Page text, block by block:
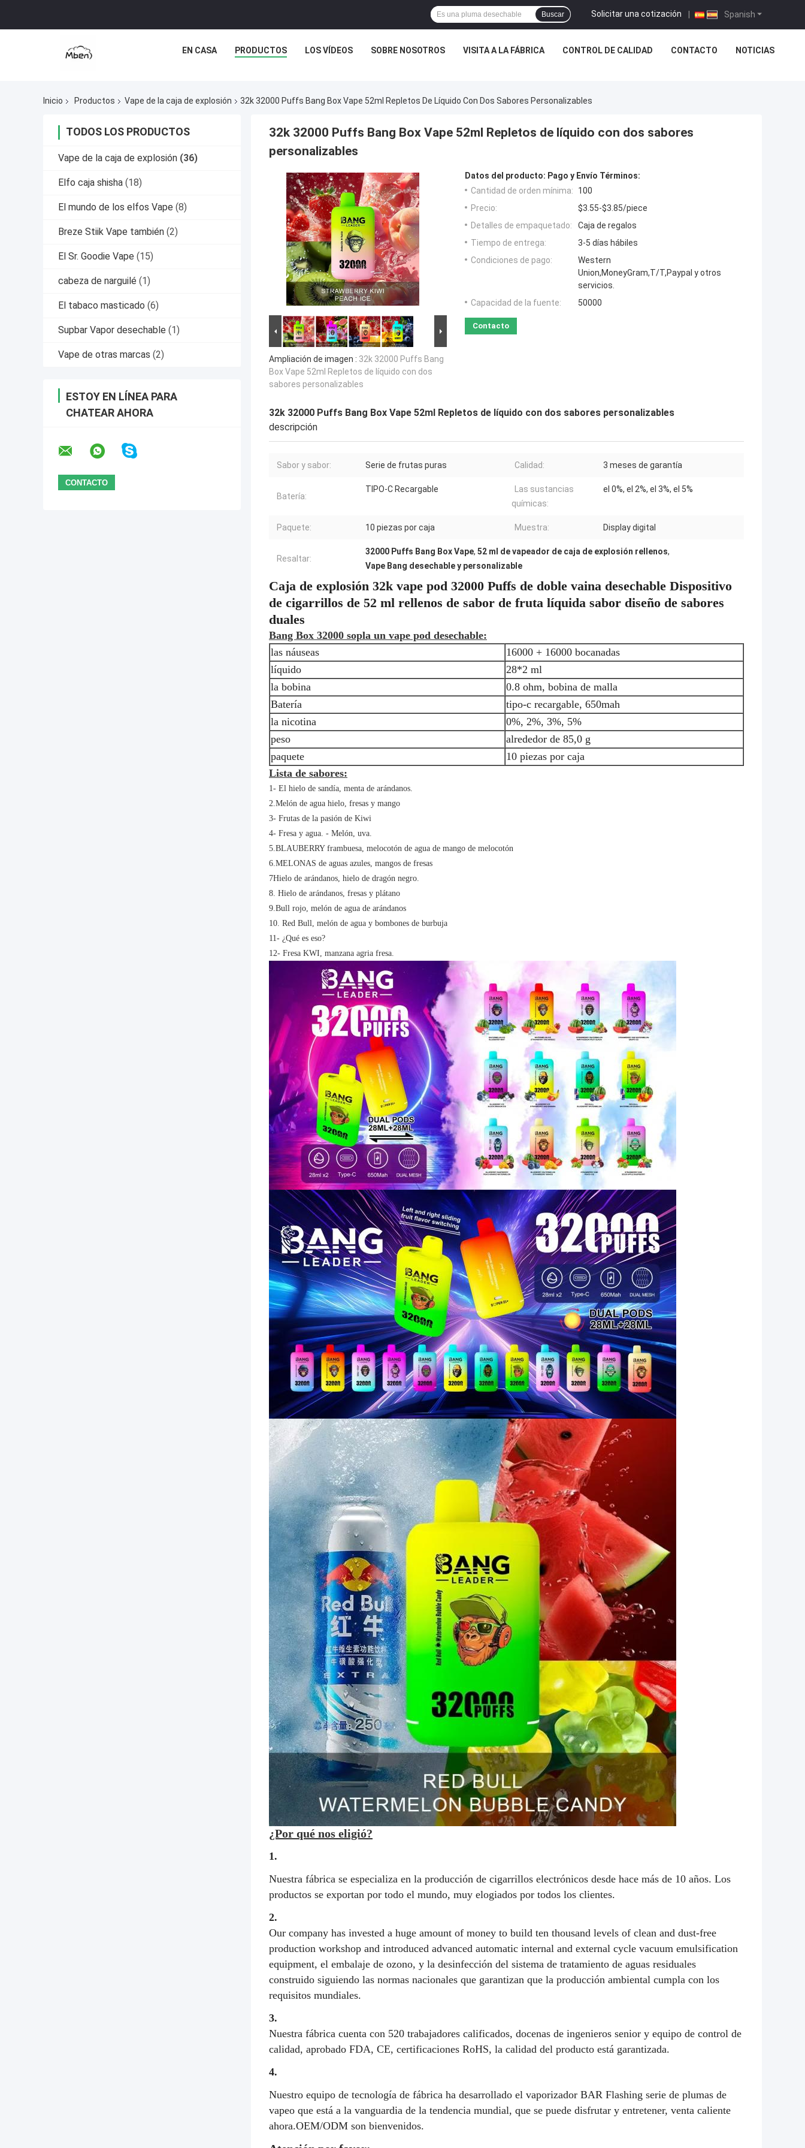
Spanish
Solicitar una cotización |
Buscar
EN CASA PRODUCTOS LOS VÍDEOS SOBRE NOSOTROS VISITA A LA FÁBRICA CONTROL DE CALIDAD CONTACTO NOTICIAS
Inicio Productos Vape de la caja de explosión 32k 32000 Puffs Bang Box Vape 52ml Repletos De Líquido Con Dos Sabores Personalizables
TODOS LOS PRODUCTOS
Vape de la caja de explosión (36)
Elfo caja shisha (18)
El mundo de los elfos Vape (8)
Breze Stiik Vape también (2)
El Sr. Goodie Vape (15)
cabeza de narguilé (1)
El tabaco masticado (6)
Supbar Vapor desechable (1)
Vape de otras marcas (2)
ESTOY EN LÍNEA PARA
CHATEAR AHORA
32k 32000 Puffs Bang Box Vape 52ml Repletos de líquido con dos sabores
personalizables
Ampliación de imagen : 32k 32000 Puffs Bang
Box Vape 52ml Repletos de líquido con dos
sabores personalizables
Datos del producto: Pago y Envío Términos:
Cantidad de orden mínima:
100
Precio:
$3.55-$3.85/piece
Detalles de empaquetado:
Caja de regalos
Tiempo de entrega:
3-5 días hábiles
Condiciones de pago:
Western
Union,MoneyGram,T/T,Paypal y otros
servicios.
Capacidad de la fuente:
50000
Contacto
32k 32000 Puffs Bang Box Vape 52ml Repletos de líquido con dos sabores personalizables
descripción
Sabor y sabor: Serie de frutas puras Calidad: 3 meses de garantía
Batería:
TIPO-C Recargable
Las sustancias
químicas:
el 0%, el 2%, el 3%, el 5%
Paquete: 10 piezas por caja Muestra: Display digital
Resaltar:
32000 Puffs Bang Box Vape, 52 ml de vapeador de caja de explosión rellenos,
Vape Bang desechable y personalizable
Caja de explosión 32k vape pod 32000 Puffs de doble vaina desechable Dispositivo
de cigarrillos de 52 ml rellenos de sabor de fruta líquida sabor diseño de sabores
duales
Bang Box 32000 sopla un vape pod desechable:
las náuseas
16000 + 16000 bocanadas
líquido
28*2 ml
la bobina
0.8 ohm, bobina de malla
Batería
tipo-c recargable, 650mah
la nicotina
0%, 2%, 3%, 5%
peso
alrededor de 85,0 g
paquete
10 piezas por caja
Lista de sabores:
1- El hielo de sandía, menta de arándanos.
2.Melón de agua hielo, fresas y mango
3- Frutas de la pasión de Kiwi
4- Fresa y agua. - Melón, uva.
5.BLAUBERRY frambuesa, melocotón de agua de mango de melocotón
6.MELONAS de aguas azules, mangos de fresas
7Hielo de arándanos, hielo de dragón negro.
8. Hielo de arándanos, fresas y plátano
9.Bull rojo, melón de agua de arándanos
10. Red Bull, melón de agua y bombones de burbuja
11- ¿Qué es eso?
12- Fresa KWI, manzana agria fresa.
¿Por qué nos eligió?
1.
Nuestra fábrica se especializa en la producción de cigarrillos electrónicos desde hace más de 10 años. Los
productos se exportan por todo el mundo, muy elogiados por todos los clientes.
2.
Our company has invested a huge amount of money to build ten thousand levels of clean and dust-free
production workshop and introduced advanced automatic internal and external cycle vacuum emulsification
equipment, el embalaje de ozono, y la desinfección del sistema de tratamiento de aguas residuales
construido siguiendo las normas nacionales que garantizan que la producción ambiental cumpla con los
requisitos mundiales.
3.
Nuestra fábrica cuenta con 520 trabajadores calificados, docenas de ingenieros senior y equipo de control de
calidad, aprobado FDA, CE, certificaciones RoHS, la calidad del producto está garantizada.
4.
Nuestro equipo de tecnología de fábrica ha desarrollado el vaporizador BAR Flashing serie de plumas de
vapeo que está a la vanguardia de la tendencia mundial, que se puede disfrutar y entretener, venta caliente
ahora.OEM/ODM son bienvenidos.